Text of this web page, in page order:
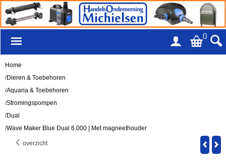
0
Home
/Dieren & Toebehoren
/Aquaria & Toebehoren
/Stromingspompen
/Dual
/Wave Maker Blue Dual 6.000 | Met magneethouder
overzicht